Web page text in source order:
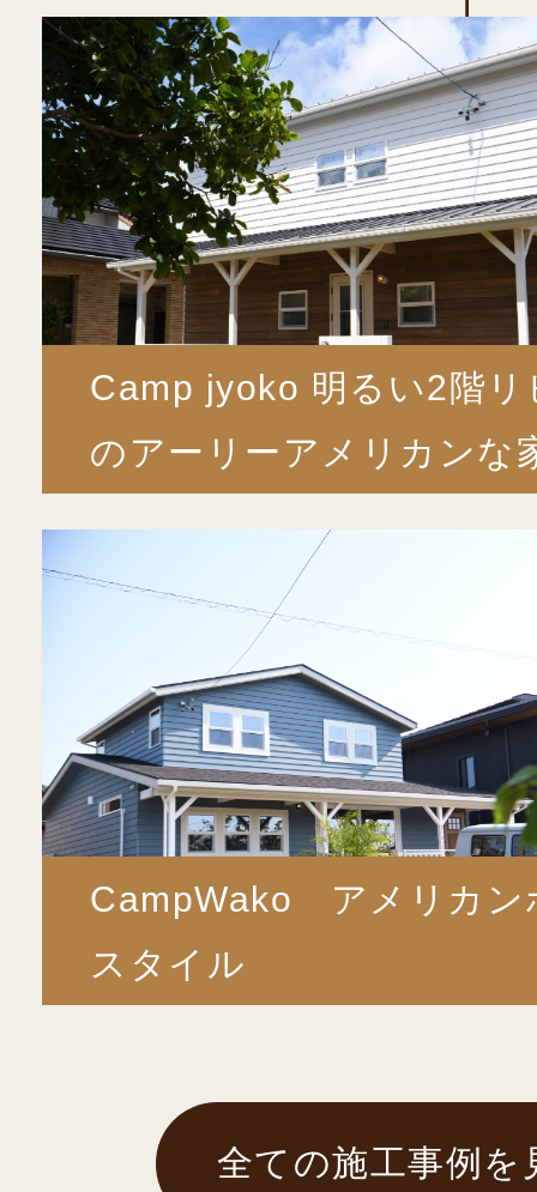
Camp jyoko 明るい2階リ
のアーリーアメリカンな
CampWako アメリカン
スタイル
全ての施工事例を